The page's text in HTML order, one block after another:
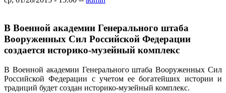
В Военной академии Генерального штаба
Вооруженных Сил Российской Федерации
создается историко-музейный комплекс
В Военной академии Генерального штаба Вооруженных Сил
Российской Федерации с учетом ее богатейших истории и
традиций будет создан историко-музейный комплекс.